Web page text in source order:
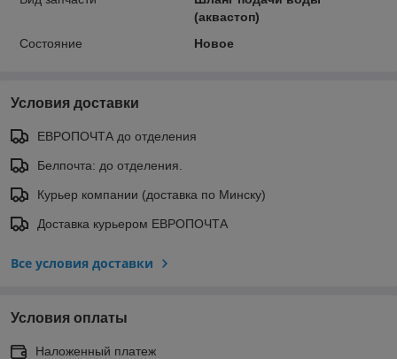
(аквастоп)
Состояние
Новое
Условия доставки
ЕВРОПОЧТА до отделения
Белпочта: до отделения.
Курьер компании (доставка по Минску)
Доставка курьером ЕВРОПОЧТА
Все условия доставки
Условия оплаты
Наложенный платеж